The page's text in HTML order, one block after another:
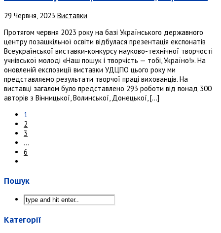
29 Червня, 2023 Виставки
Протягом червня 2023 року на базі Українського державного
центру позашкільної освіти відбулася презентація експонатів
Всеукраїнської виставки-конкурсу науково-технічної творчості
учнівської молоді «Наш пошук і творчість — тобі, Україно!». На
оновленій експозиції виставки УДЦПО цього року ми
представляємо результати творчої праці вихованців. На
виставці загалом було представлено 293 роботи від понад 300
авторів з Вінницької, Волинської, Донецької, […]
1
2
3
…
6
Пошук
Категорії